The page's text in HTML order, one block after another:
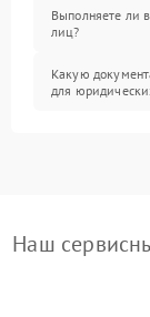
Выполняете ли
лиц?
Какую
для
Наш